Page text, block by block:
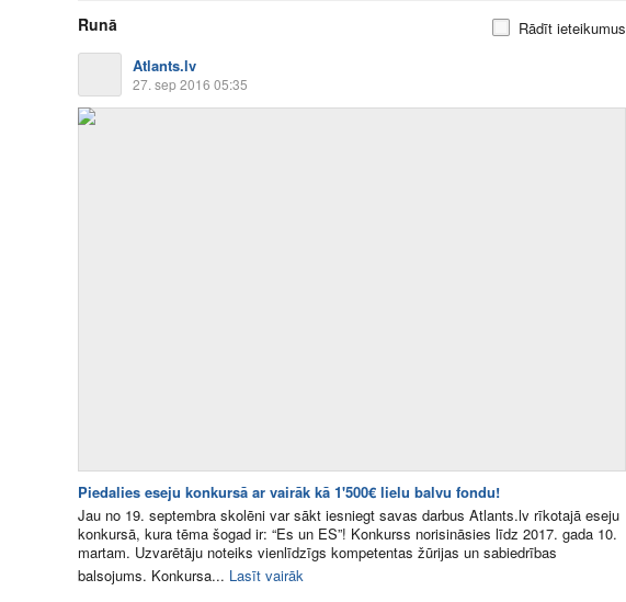
Runā
Rādīt ieteikumus
Atlants.lv
27. sep 2016 05:35
Piedalies eseju konkursā ar vairāk kā 1'500€ lielu balvu fondu!
Jau no 19. septembra skolēni var sākt iesniegt savas darbus Atlants.lv rīkotajā eseju
konkursā, kura tēma šogad ir: “Es un ES”! Konkurss norisināsies līdz 2017. gada 10.
martam. Uzvarētāju noteiks vienlīdzīgs kompetentas žūrijas un sabiedrības
balsojums. Konkursa... Lasīt vairāk